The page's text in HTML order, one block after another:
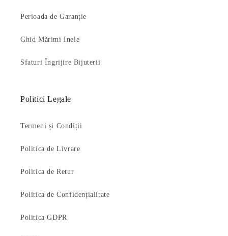
Perioada de Garanție
Ghid Mărimi Inele
Sfaturi Îngrijire Bijuterii
Politici Legale
Termeni și Condiții
Politica de Livrare
Politica de Retur
Politica de Confidențialitate
Politica GDPR